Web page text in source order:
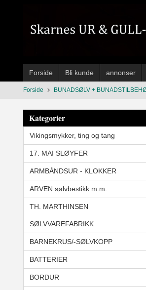
innholdet
Forside Bli kunde annonser
Forside BUNADSØLV +
Kategorier
Vikingsmykker, ting og tang
17. MAI SLØYFER
ARMBÅNDSUR - KLOKKER
ARVEN sølvbestikk m.m.
TH. MARTHINSEN
SØLVVAREFABRIKK
BARNEKRUS/-SØLVKOPP
BATTERIER
BORDUR